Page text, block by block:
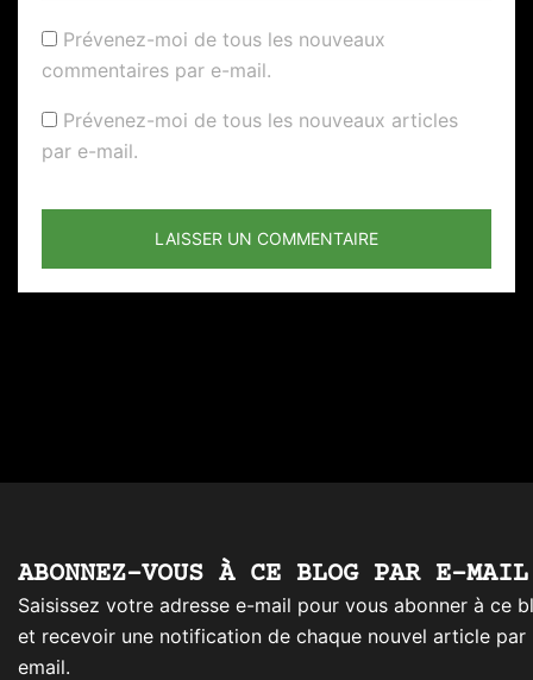
Prévenez-moi de tous les nouveaux
commentaires par e-mail.
Prévenez-moi de tous les nouveaux articles
par e-mail.
ABONNEZ-VOUS À CE BLOG PAR E-
Saisissez votre adresse e-mail pour vous abonner à ce
et recevoir une notification de chaque nouvel article par
email.